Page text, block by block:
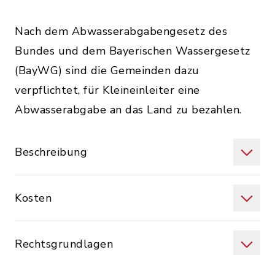
Nach dem Abwasserabgabengesetz des
Bundes und dem Bayerischen Wassergesetz
(BayWG) sind die Gemeinden dazu
verpflichtet, für Kleineinleiter eine
Abwasserabgabe an das Land zu bezahlen.
Beschreibung
Kosten
Rechtsgrundlagen